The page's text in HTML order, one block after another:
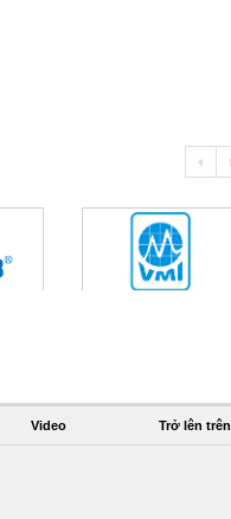
Video Trở lên trên